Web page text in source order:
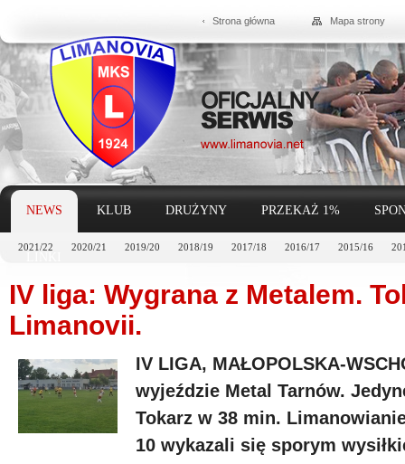
Strona główna Mapa strony
NEWS
2021/22 2020/21 2019/20 2018/19 2017/18 2016/17 2015/16
KLUB DRUŻYNY PRZEKAŻ 1%
IV liga: Wygrana z Metalem.
Limanovii.
IV LIGA, MAŁOPOLSKA-
wyjeździe Metal Tarnów.
Tokarz w 38 min.
10 wykazali się sporym